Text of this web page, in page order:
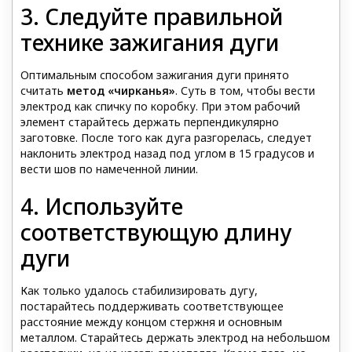
3. Следуйте правильной
технике зажигания дуги
Оптимальным способом зажигания дуги принято
считать метод «чирканья». Суть в том, чтобы вести
электрод как спичку по коробку. При этом рабочий
элемент старайтесь держать перпендикулярно
заготовке. После того как дуга разгорелась, следует
наклонить электрод назад под углом в 15 градусов и
вести шов по намеченной линии.
4. Используйте
соответствующую длину
дуги
Как только удалось стабилизировать дугу,
постарайтесь поддерживать соответствующее
расстояние между концом стержня и основным
металлом. Старайтесь держать электрод на небольшом